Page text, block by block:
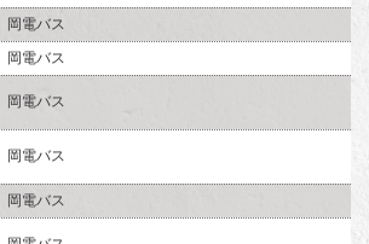
岡電バス
岡電バス
岡電バス
岡電バス
岡電バス